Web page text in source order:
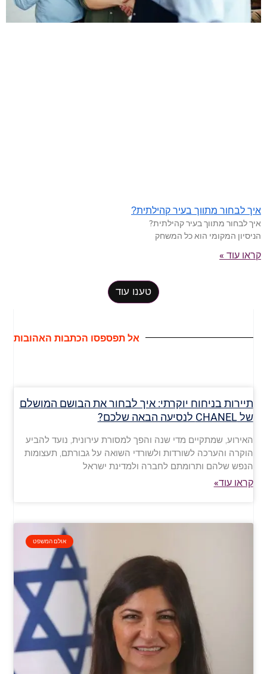
איך לבחור מתווך בעיר קהילתית?
איך לבחור מתווך בעיר קהילתית?
הניסיון המקומי הוא כל המשחק
קראו עוד »
טענו עוד
אל תפספסו הכתבות האהובות
תיירות בניחוח יוקרתי: איך לבחור את הבושם המושלם
של CHANEL לנסיעה הבאה שלכם?
האירוע, שמתקיים מדי שנה והפך למסורת עירונית, נועד להביע
הוקרה והערכה לשורדות ולשורדי השואה על גבורתם, תעצומות
הנפש שלהם ותרומתם לחברה ולמדינת ישראל
קראו עוד»
אולם המשפט